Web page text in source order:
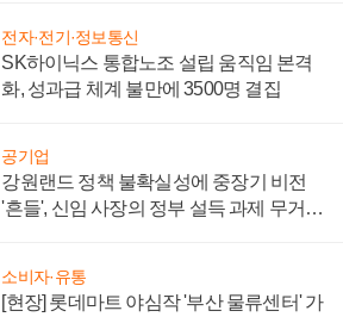
전자·전기·정보통신
SK하이닉스 통합노조 설립 움직임 본격
화, 성과급 체계 불만에 3500명 결집
공기업
강원랜드 정책 불확실성에 중장기 비전
'흔들', 신임 사장의 정부 설득 과제 무거워
소비자·유통
[현장] 롯데마트 야심작 '부산 물류센터' 가